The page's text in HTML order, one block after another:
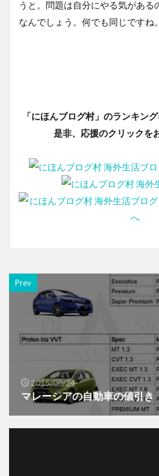
うと。問題は自分にやる気がある
なんでしょう。何でも同じですね。
「にほんブログ村」のランキン
是非、応援のクリックを
Prev
2015/08/24
マレーシアの自動車の値引き